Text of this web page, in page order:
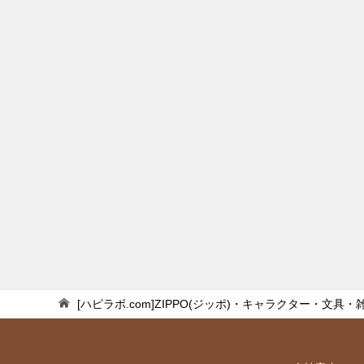
[ハピラボ.com]ZIPPO(ジッポ)・キャラクター・文具・